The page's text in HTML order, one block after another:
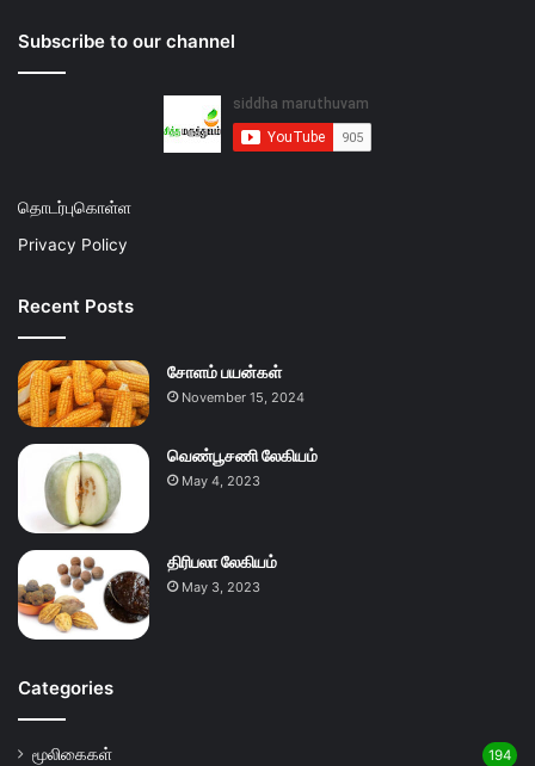
Subscribe to our channel
தொடர்புகொள்ள
Privacy Policy
Recent Posts
சோளம் பயன்கள்
November 15, 2024
வெண்பூசணி லேகியம்
May 4, 2023
திரிபலா லேகியம்
May 3, 2023
Categories
மூலிகைகள் 194